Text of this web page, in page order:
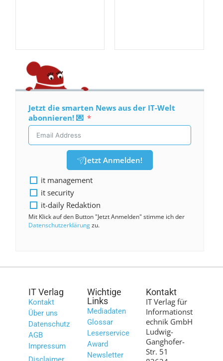
Jetzt die smarten News aus der IT-Welt
abonnieren! 💌
Jetzt Anmelden!
it management
it security
it-daily Redaktion
Mit Klick auf den Button "Jetzt Anmelden" stimme ich der
Datenschutzerklärungzu.
IT Verlag
Kontakt
Über uns
Datenschutz
AGB
Impressum
Wichtige
Links
Mediadaten
Glossar
Leserservice
Award
Newsletter
Kontakt
IT Verlag für
Informationst
echnik GmbH
Ludwig-
Ganghofer-
Str. 51